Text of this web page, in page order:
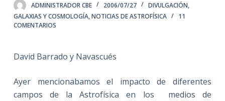
e
d
ADMINISTRADOR CBE 2006/07/27 DIVULGACIÓN,
GALAXIAS Y COSMOLOGÍA,NOTICIAS DE ASTROFÍSICA
11
COMENTARIOS
David Barrado y Navascués
Ayer mencionabamos el impacto de diferentes
campos de la Astrofísica en los medios de